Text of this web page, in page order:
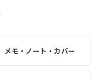
メモ・ノート・カバー